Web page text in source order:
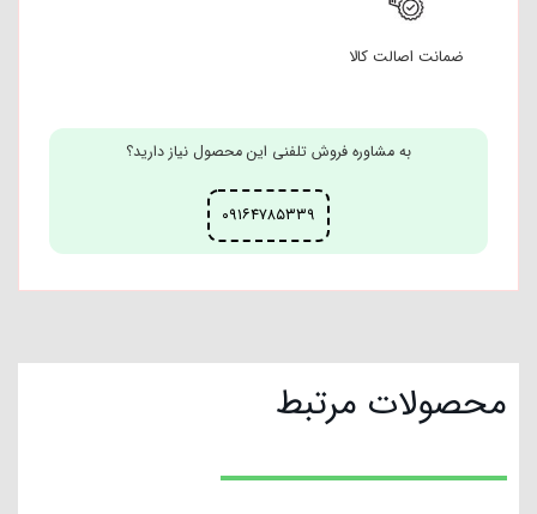
ضمانت اصالت کالا
به مشاوره فروش تلفنی این محصول نیاز دارید؟
۰۹۱۶۴۷۸۵۳۳۹
محصولات مرتبط